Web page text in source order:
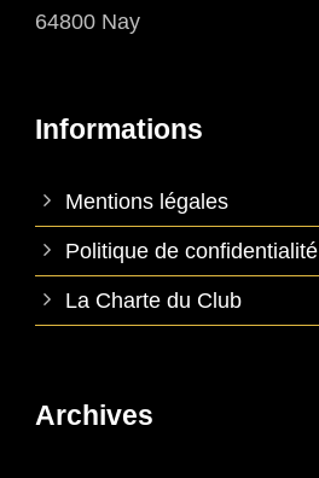
64800 Nay
Informations
Mentions légales
Politique de confidentialité
La Charte du Club
Archives